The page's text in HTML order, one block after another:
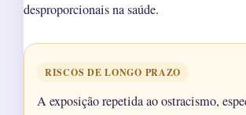
desproporcionais na saúde.
RISCOS DE LONGO PRAZO
A exposição repetida ao ostracismo,